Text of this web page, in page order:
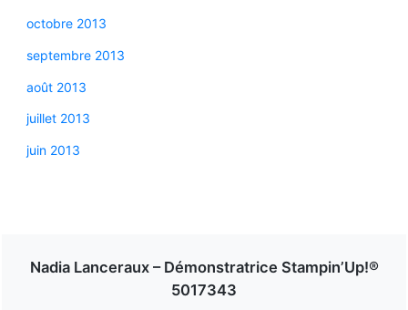
octobre 2013
septembre 2013
août 2013
juillet 2013
juin 2013
Nadia Lanceraux – Démonstratrice Stampin’Up!®
5017343